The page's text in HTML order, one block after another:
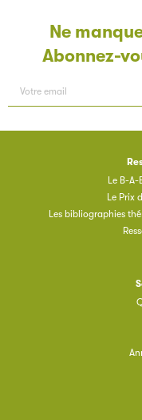
Ne
Abonnez-
Le B-
Le Prix
Les bibliographies